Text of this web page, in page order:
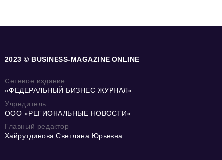
2023 © BUSINESS-MAGAZINE.ONLINE
Сетевое издание
«ФЕДЕРАЛЬНЫЙ БИЗНЕС ЖУРНАЛ»
Учредитель
ООО «РЕГИОНАЛЬНЫЕ НОВОСТИ»
Главный редактор
Хайрутдинова Светлана Юрьевна